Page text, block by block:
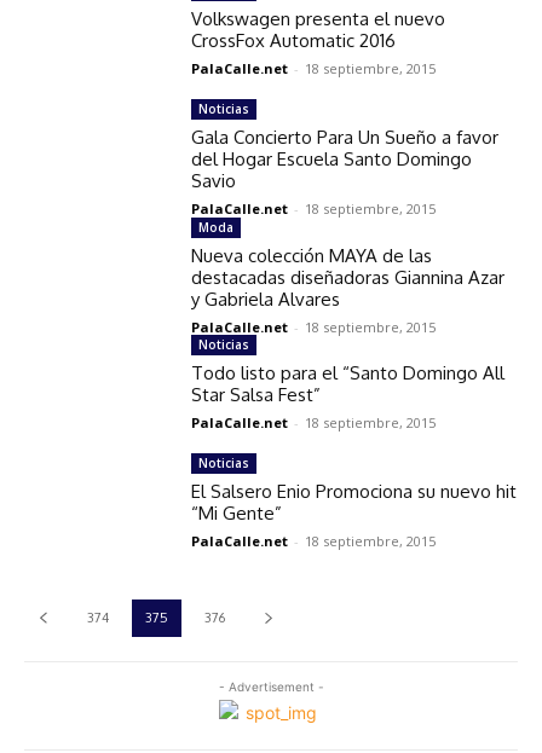
- Advertisement -
Volkswagen presenta el nuevo
CrossFox Automatic 2016
PalaCalle.net - 18 septiembre, 2015
Noticias
Gala Concierto Para Un Sueño a favor
del Hogar Escuela Santo Domingo
Savio
PalaCalle.net - 18 septiembre, 2015
Moda
Nueva colección MAYA de las
destacadas diseñadoras Giannina Azar
y Gabriela Alvares
PalaCalle.net - 18 septiembre, 2015
Noticias
Todo listo para el “Santo Domingo All
Star Salsa Fest”
PalaCalle.net - 18 septiembre, 2015
Noticias
El Salsero Enio Promociona su nuevo hit
“Mi Gente”
PalaCalle.net - 18 septiembre, 2015
374 375 376